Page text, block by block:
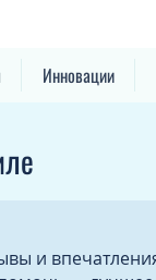
Инновации
и